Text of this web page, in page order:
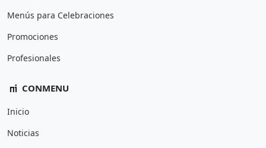
Menús para Celebraciones
Promociones
Profesionales
CONMENU
Inicio
Noticias